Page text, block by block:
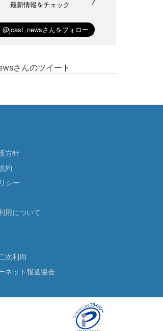
最新情報をチェック
さんのツイート
方針
約
シー
用について
次利用
ネット報道協会